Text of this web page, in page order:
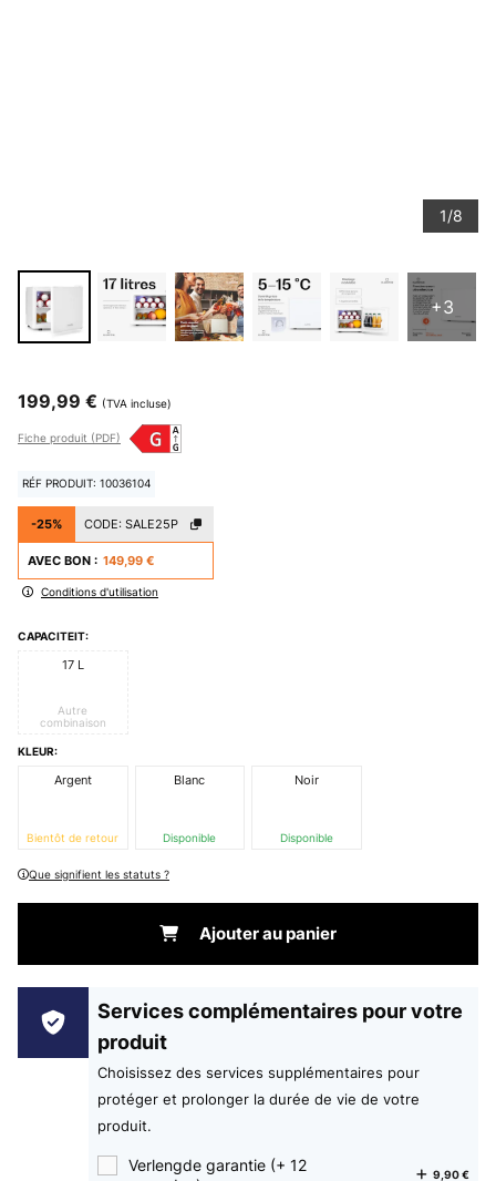
1/8
+3
199,99 € (TVA incluse)
Fiche produit (PDF)
RÉF PRODUIT: 10036104
-25% CODE: SALE25P
AVEC BON : 149,99 €
Conditions d'utilisation
CAPACITEIT:
17 L
Autre
combinaison
KLEUR:
Argent
Bientôt de retour
Blanc
Disponible
Noir
Disponible
Que signifient les statuts ?
Ajouter au panier
Services complémentaires pour votre
produit
Choisissez des services supplémentaires pour
protéger et prolonger la durée de vie de votre
produit.
Verlengde garantie (+ 12
9,90 €